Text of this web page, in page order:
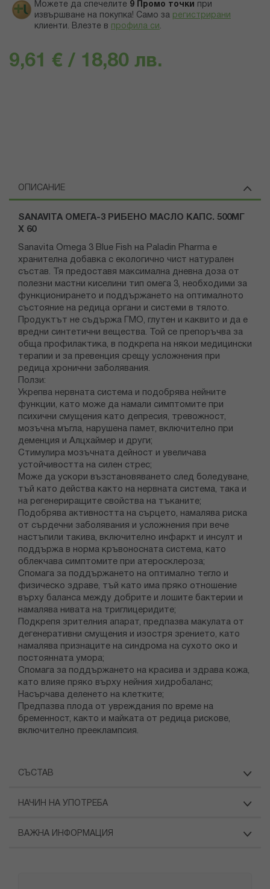
Можете да спечелите 9 Промо точки
при
извършване на покупка! Само за регистрирани
клиенти. Влезте в профила си .
9,61 € / 18,80 лв.
ОПИСАНИЕ
SANAVITA ОМЕГА-3 РИБЕНО МАСЛО КАПС. 500МГ
Х 60
Sanavita Omega 3 Blue Fish на Paladin Pharma е
хранителна добавка с екологично чист натурален
състав. Тя предоставя максимална дневна доза от
полезни мастни киселини тип омега 3, необходими за
функционирането и поддържането на оптималното
състояние на редица органи и системи в тялото.
Продуктът не съдържа ГМО, глутен и каквито и да е
вредни синтетични вещества. Той се препоръчва за
обща профилактика, в подкрепа на някои медицински
терапии и за превенция срещу усложнения при
редица хронични заболявания.
Ползи:
Укрепва нервната система и подобрява нейните
функции, като може да намали симптомите при
психични смущения като депресия, тревожност,
мозъчна мъгла, нарушена памет, включително при
деменция и Алцхаймер и други;
Стимулира мозъчната дейност и увеличава
устойчивостта на силен стрес;
Може да ускори възстановяването след боледуване,
тъй като действа както на нервната система, така и
на регенериращите свойства на тъканите;
Подобрява активността на сърцето, намалява риска
от сърдечни заболявания и усложнения при вече
настъпили такива, включително инфаркт и инсулт и
поддържа в норма кръвоносната система, като
облекчава симптомите при атеросклероза;
Спомага за поддържането на оптимално тегло и
физическо здраве, тъй като има пряко отношение
върху баланса между добрите и лошите бактерии и
намалява нивата на триглицеридите;
Подкрепя зрителния апарат, предпазва макулата от
дегенеративни смущения и изостря зрението, като
намалява признаците на синдрома на сухото око и
постоянната умора;
Спомага за поддържането на красива и здрава кожа,
като влияе пряко върху нейния хидробаланс;
Насърчава деленето на клетките;
Предпазва плода от увреждания по време на
бременност, както и майката от редица рискове,
включително прееклампсия.
СЪСТАВ
НАЧИН НА УПОТРЕБА
ВАЖНА ИНФОРМАЦИЯ